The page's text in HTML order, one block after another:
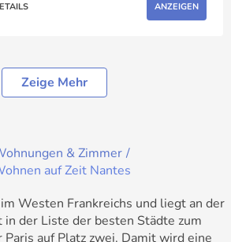
ANZEIGEN
Zeige Mehr
& Zimmer
auf Zeit Nantes
Westen Frankreichs und liegt an der
der Liste der besten Städte zum
auf Platz zwei. Damit wird eine